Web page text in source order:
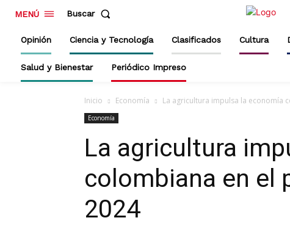
MENÚ Buscar
Opinión Ciencia y Tecnología Clasificados Cultura
Salud y Bienestar Periódico Impreso
Inicio Economía La agricultura impulsa la economía
Economía
La agricultura
colombiana en el
2024